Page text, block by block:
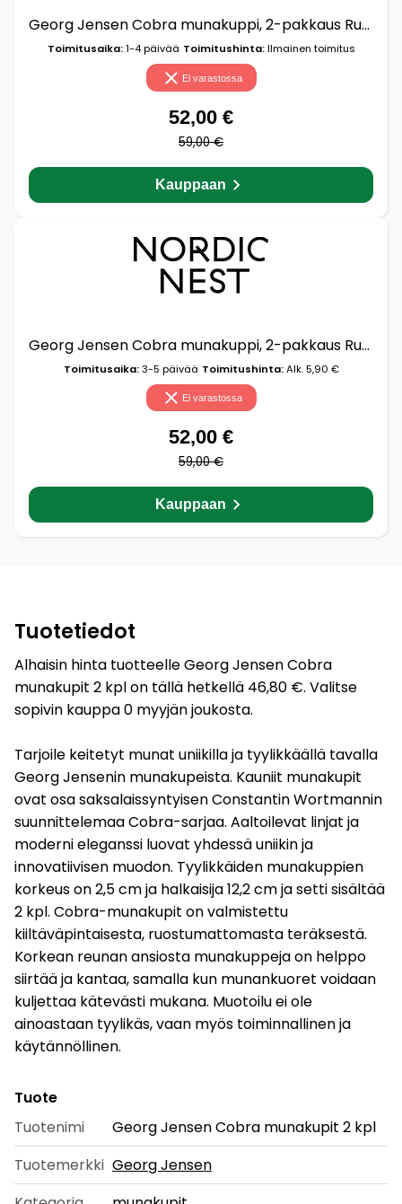
Georg Jensen Cobra munakuppi, 2-pakkaus Ruostumaton teräs
Toimitusaika:1-4 päivää Toimitushinta:Ilmainen toimitus
Ei varastossa
52,00 €
59,00 €
Kauppaan
Georg Jensen Cobra munakuppi, 2-pakkaus Ruostumaton teräs
Toimitusaika:3-5 päivää Toimitushinta:Alk. 5,90 €
Ei varastossa
52,00 €
59,00 €
Kauppaan
Tuotetiedot
Alhaisin hinta tuotteelle Georg Jensen Cobra
munakupit 2 kpl on tällä hetkellä 46,80 €. Valitse
sopivin kauppa 0 myyjän joukosta.
Tarjoile keitetyt munat uniikilla ja tyylikkäällä tavalla
Georg Jensenin munakupeista. Kauniit munakupit
ovat osa saksalaissyntyisen Constantin Wortmannin
suunnittelemaa Cobra-sarjaa. Aaltoilevat linjat ja
moderni eleganssi luovat yhdessä uniikin ja
innovatiivisen muodon. Tyylikkäiden munakuppien
korkeus on 2,5 cm ja halkaisija 12,2 cm ja setti sisältää
2 kpl. Cobra-munakupit on valmistettu
kiiltäväpintaisesta, ruostumattomasta teräksestä.
Korkean reunan ansiosta munakuppeja on helppo
siirtää ja kantaa, samalla kun munankuoret voidaan
kuljettaa kätevästi mukana. Muotoilu ei ole
ainoastaan tyylikäs, vaan myös toiminnallinen ja
käytännöllinen.
Tuote
Tuotenimi
Georg Jensen Cobra munakupit 2 kpl
Tuotemerkki Georg Jensen